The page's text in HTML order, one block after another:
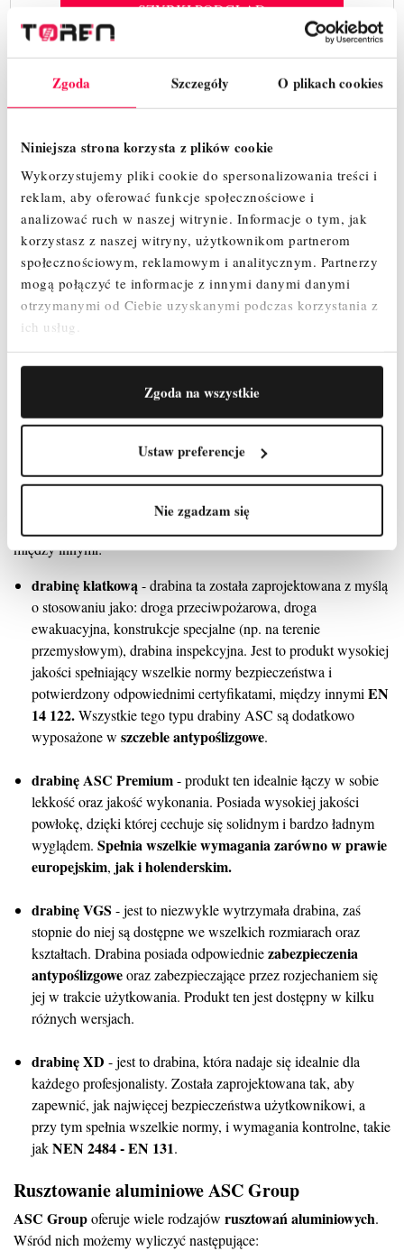
Zgoda Szczegóły O plikach cookies
Niniejsza strona korzysta z plików cookie
Wykorzystujemy pliki cookie do spersonalizowania treści i
reklam, aby oferować funkcje społecznościowe i
analizować ruch w naszej witrynie. Informacje o tym, jak
korzystasz z naszej witryny, użytkownikom partnerom
społecznościowym, reklamowym i analitycznym. Partnerzy
mogą połączyć te informacje z innymi danymi danymi
otrzymanymi od Ciebie uzyskanymi podczas korzystania z
ich usług.
Zgoda na wszystkie
Ustaw preferencje
Nie zgadzam się
SZYBKI PODGLĄD
Powrót do góry
ASC Group - certyfikowana jakość i
bezpieczeństwo
FirmaASC Groupw swoich produktach stawia przede
wszystkim na najwyższą jakość wykonania i bezpieczeństwo
użytkowników. Oferowane przez nich produkty takie jak między
innymi:drabina aluminiowa ASC Group,rusztowanie
aluminiowe ASC Group, podnośnik ASC Grouporaz inne,
spełniają wszelkie normy bezpieczeństwa
różnych certyfikatówpoświadczającychbezpieczeństwoich
zakup oferowanych przez nas produktów od
Państwo gwarancję, poświadczoną certyfikatami, odnośnie do
bezpieczeństwa i jakości tych produktów.
Drabina aluminiowa ASC Group
Wśród oferowanych przezASC Group drabin aluminiowych
między innymi:
drabinę klatkową- drabina ta została zaprojektowana z myślą
o stosowaniu jako: droga przeciwpożarowa, droga
ewakuacyjna, konstrukcje specjalne (np. na terenie
przemysłowym), drabina inspekcyjna. Jest to produkt wysokiej
jakości spełniający wszelkie normy bezpieczeństwa i
potwierdzony odpowiednimi certyfikatami, między innymiEN
14 122.Wszystkie tego typu drabiny ASC są dodatkowo
wyposażone w szczeble antypoślizgowe.
drabinę ASC Premium- produkt ten idealnie łączy w sobie
lekkość oraz jakość wykonania. Posiada wysokiej jakości
powłokę, dzięki której cechuje się solidnym i bardzo ładnym
wyglądem. Spełnia wszelkie wymagania zarówno w prawie
europejskim, jak i holenderskim.
drabinę VGS - jest to niezwykle wytrzymała drabina, zaś
stopnie do niej są dostępne we wszelkich rozmiarach oraz
kształtach. Drabina posiada odpowiedniezabezpieczenia
antypoślizgoweoraz zabezpieczające przez rozjechaniem się
jej w trakcie użytkowania. Produkt ten jest dostępny w kilku
różnych wersjach.
drabinę XD - jest to drabina, która nadaje się idealnie dla
każdego profesjonalisty. Została zaprojektowana tak, aby
zapewnić, jak najwięcej bezpieczeństwa użytkownikowi, a
przy tym spełnia wszelkie normy, i wymagania kontrolne, takie
jakNEN 2484 - EN 131.
Rusztowanie aluminiowe ASC Group
ASC Groupoferuje wiele rodzajów rusztowań aluminiowych.
Wśród nich możemy wyliczyć następujące: